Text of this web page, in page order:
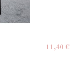
11,40 €